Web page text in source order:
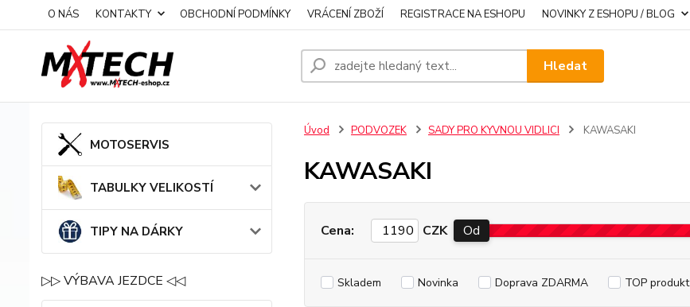
O NÁS KONTAKTY OBCHODNÍ PODMÍNKY VRÁCENÍ ZBOŽÍ REGISTRACE NA ESHOPU NOVINKY Z ESHOPU / BLOG
Hledat
MOTOSERVIS
TABULKY VELIKOSTÍ
TIPY NA DÁRKY
▷▷ VÝBAVA JEZDCE ◁◁
Úvod PODVOZEK SADY PRO KYVNOU VIDLICI KAWASAKI
KAWASAKI
Cena: CZK Od
Skladem Novinka Doprava ZDARMA TOP produkt